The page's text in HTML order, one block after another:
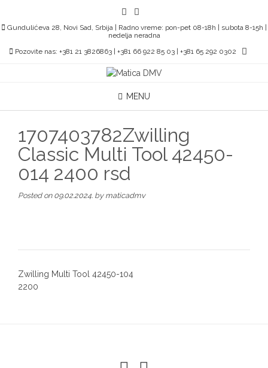
content
Gundulićeva 28, Novi Sad, Srbija | Radno vreme: pon-pet 08-18h | subota 8-15h |
nedelja neradna
Pozovite nas: +381 21 3826863 | +381 66 922 85 03 | +381 65 292 0302
MENU
1707403782Zwilling
Classic Multi Tool 42450-
014 2400 rsd
Posted on 09.02.2024. by maticadmv
Post
navigation
Zwilling Multi Tool 42450-104
2200